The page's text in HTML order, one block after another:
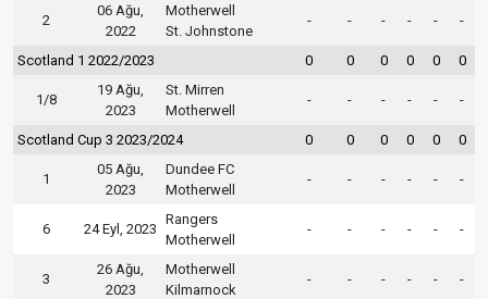
2
06 Ağu,
2022
Motherwell
St. Johnstone
- - - - - -
Scotland 1 2022/2023 0 0 0 0 0 0
1/8
19 Ağu,
2023
St. Mirren
Motherwell
- - - - - -
Scotland Cup 3 2023/2024 0 0 0 0 0 0
1
05 Ağu,
2023
Dundee FC
Motherwell
- - - - - -
6 24 Eyl, 2023
Rangers
Motherwell
- - - - - -
3
26 Ağu,
2023
Motherwell
Kilmarnock
- - - - - -